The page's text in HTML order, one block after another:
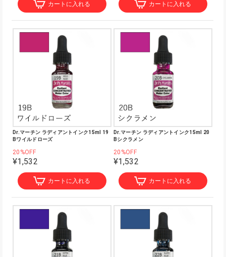
カートに入れる カートに入れる
Dr.マーチン ラディアントインク15ml 19
Bワイルドローズ
20%OFF
¥1,532
カートに入れる
Dr.マーチン ラディアントインク15ml 20
Bシクラメン
20%OFF
¥1,532
カートに入れる